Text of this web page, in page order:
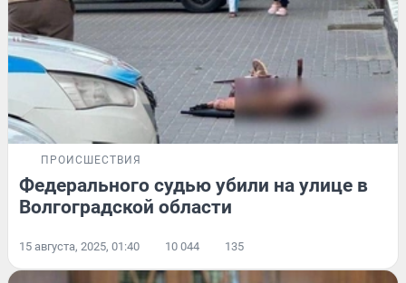
ПРОИСШЕСТВИЯ
Федерального судью убили на улице в
Волгоградской области
15 августа, 2025, 01:40 10 044 135